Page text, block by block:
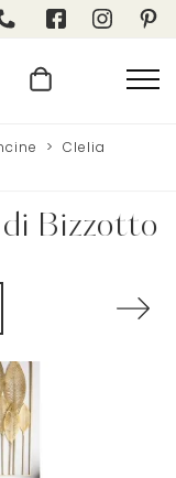
> Clelia
Bizzotto